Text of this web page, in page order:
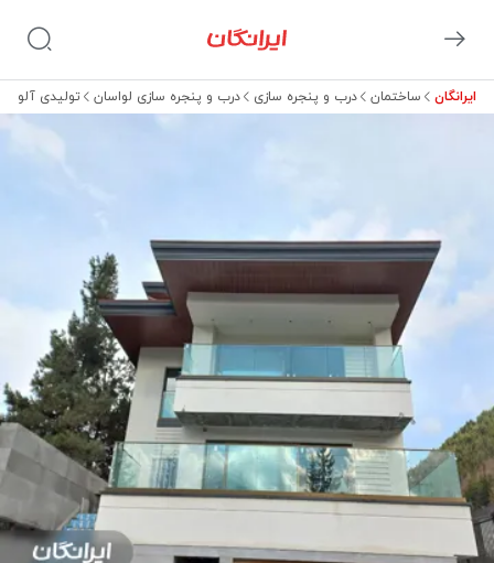
ایرانگان ساختمان درب و پنجره سازی درب و پنجره سازی لواسان تولیدی آلوم